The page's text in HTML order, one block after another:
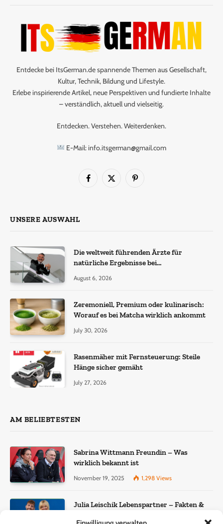
Entdecke bei ItsGerman.de spannende Themen aus Gesellschaft,
Kultur, Technik, Bildung und Lifestyle.
Erlebe inspirierende Artikel, neue Perspektiven und fundierte Inhalte
– verständlich, aktuell und vielseitig.
Entdecken. Verstehen. Weiterdenken.
E-Mail: info.itsgerman@gmail.com
Facebook
X
Pinterest
UNSERE AUSWAHL
Die weltweit führenden Ärzte für
natürliche Ergebnisse bei
August 6, 2026
Zeremoniell, Premium oder kulinarisch:
Worauf es bei Matcha wirklich ankommt
July 30, 2026
Rasenmäher mit Fernsteuerung: Steile
Hänge sicher gemäht
July 27, 2026
AM BELIEBTESTEN
Sabrina Wittmann Freundin – Was
wirklich bekannt ist
November 19, 2025 1,298 Views
Julia Leischik Lebenspartner – Fakten &